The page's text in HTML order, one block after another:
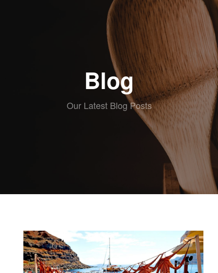
Back
RECIPeatS
RECETAS
ESCRITAS
VIDEO
RECETAS
KIDS
Blog
Our Latest Blog Posts